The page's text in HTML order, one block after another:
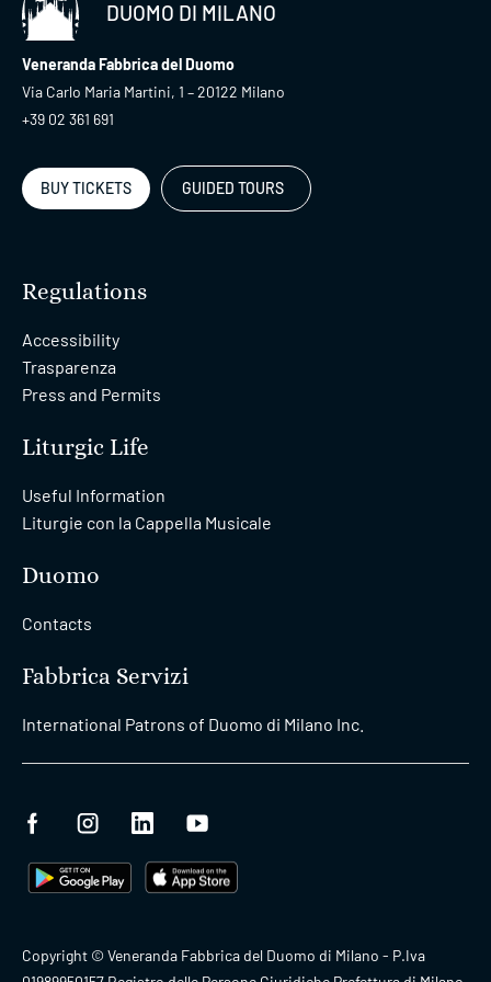
DUOMO DI MILANO
Veneranda Fabbrica del Duomo
Via Carlo Maria Martini, 1 – 20122 Milano
+39 02 361 691
BUY TICKETS GUIDED TOURS
Regulations
Accessibility
Trasparenza
Press and Permits
Liturgic Life
Useful Information
Liturgie con la Cappella Musicale
Duomo
Contacts
Fabbrica Servizi
International Patrons of Duomo di Milano Inc.
Copyright © Veneranda Fabbrica del Duomo di Milano - P.Iva